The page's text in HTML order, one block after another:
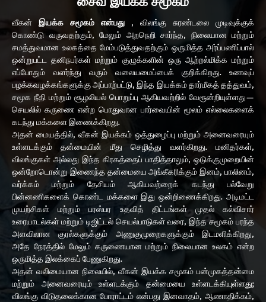
வீகன் இயக்க சமூகம் என்பது , விலங்கு சுரண்டலை முடிவுக்குக்
கொண்டு வருவதற்கும், மேலும் அறநெறி சார்ந்த, நிலையான மற்றும்
சமத்துவமான உலகத்தை மேம்படுத்துவதற்கும் ஒருமித்த அர்ப்பணிப்பால்
ஒன்றுபட்ட தனிநபர்கள் மற்றும் குழுக்களின் ஒரு ஆற்றல்மிக்க மற்றும்
எப்போதும் வளர்ந்து வரும் வலையமைப்பைக் குறிக்கிறது. உணவுப்
பழக்கவழக்கங்களுக்கு அப்பாற்பட்டு, இந்த இயக்கம் தார்மீகத் தத்துவம்,
சமூக நீதி மற்றும் சூழலியல் பொறுப்பு ஆகியவற்றில் வேரூன்றியுள்ளது—
செயலில் கருணை என்ற பொதுவான பார்வையின் மூலம் எல்லைகளைக்
கடந்து மக்களை இணைக்கிறது.
அதன் மையத்தில், வீகன் இயக்கம் ஒத்துழைப்பு மற்றும் அனைவரையும்
உள்ளடக்கும் தன்மையின் மீது செழித்து வளர்கிறது. மனிதர்கள்,
விலங்குகள் அல்லது இந்த கிரகத்தைப் பாதித்தாலும், ஒடுக்குமுறையின்
ஒன்றோடொன்று இணைந்த தன்மையை அங்கீகரிக்கும் இனம், பாலினம்,
வர்க்கம் மற்றும் தேசியம் ஆகியவற்றைக் கடந்து பல்வேறு
பின்னணிகளைக் கொண்ட மக்களை இது ஒன்றிணைக்கிறது. அடிமட்ட
முயற்சிகள் மற்றும் பரஸ்பர உதவித் திட்டங்கள் முதல் கல்விசார்
உரையாடல்கள் மற்றும் டிஜிட்டல் செயல்பாடுகள் வரை, இந்த சமூகம் பரந்த
அளவிலான குரல்களுக்கும் அணுகுமுறைகளுக்கும் இடமளிக்கிறது,
அதே நேரத்தில் மேலும் கருணையான மற்றும் நிலையான உலகம் என்ற
ஒருமித்த இலக்கைப் பேணுகிறது.
அதன் வலிமையான நிலையில், வீகன் இயக்க சமூகம் பன்முகத்தன்மை
மற்றும் அனைவரையும் உள்ளடக்கும் தன்மையை உள்ளடக்கியுள்ளது;
விலங்கு விடுதலைக்கான போராட்டம் என்பது இனவாதம், ஆணாதிக்கம்,